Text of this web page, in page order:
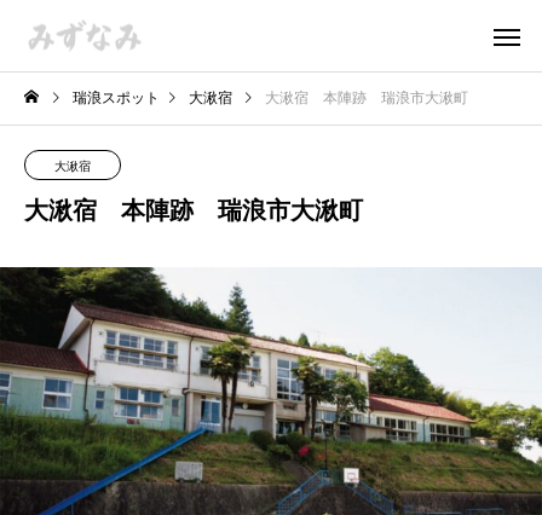
瑞浪スポット 大湫宿 大湫宿 本陣跡 瑞浪市大湫町
大湫宿
大湫宿 本陣跡 瑞浪市大湫町